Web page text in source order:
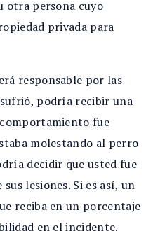
otra persona cuyo
privada para
responsable por las
podría recibir una
fue
molestando al perro
decidir que usted fue
lesiones. Si es así, un
reciba en un porcentaje
en el incidente.